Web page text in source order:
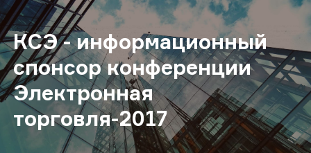
КСЭ - информационный
спонсор конференции
Электронная
торговля-2017